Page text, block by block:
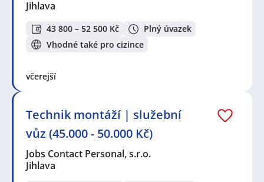
Jihlava
43 800 – 52 500 Kč
Plný úvazek
Vhodné také pro cizince
včerejší
Technik montáží | služební
vůz (45.000 - 50.000 Kč)
Jobs Contact Personal, s.r.o.
Jihlava